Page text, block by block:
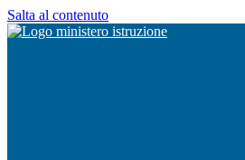
Salta al contenuto